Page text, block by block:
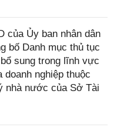
của Ủy ban nhân dân
bố Danh mục thủ tục
sung trong lĩnh vực
doanh nghiệp thuộc
nhà nước của Sở Tài